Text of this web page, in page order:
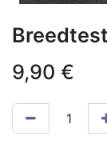
9,90 €